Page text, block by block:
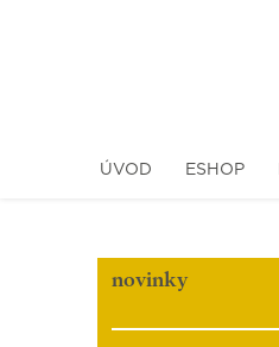
ÚVOD ESHOP
novinky